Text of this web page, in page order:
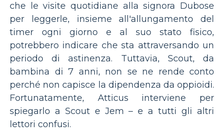
che le visite quotidiane alla signora Dubose
per leggerle, insieme all'allungamento del
timer ogni giorno e al suo stato fisico,
potrebbero indicare che sta attraversando un
periodo di astinenza. Tuttavia, Scout, da
bambina di 7 anni, non se ne rende conto
perché non capisce la dipendenza da oppioidi.
Fortunatamente, Atticus interviene per
spiegarlo a Scout e Jem – e a tutti gli altri
lettori confusi.